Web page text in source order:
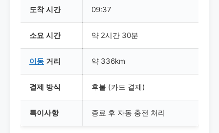
도착 시간 09:37
소요 시간 약 2시간 30분
이동 거리 약 336km
결제 방식 후불 (카드 결제)
특이사항 종료 후 자동 충전 처리